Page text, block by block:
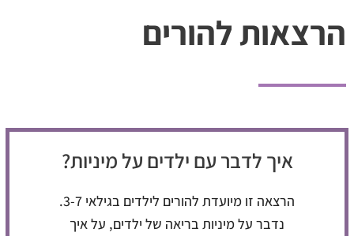
הרצאות להורים
איך לדבר עם ילדים על מיניות?
הרצאה זו מיועדת להורים לילדים בגילאי 3-7.
נדבר על מיניות בריאה של ילדים, על איך